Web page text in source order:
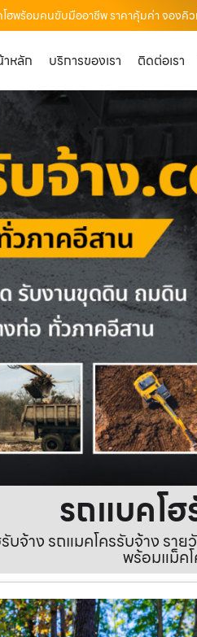
คโฮพร้อมคนขับมืออาชีพ ราคาคุ้มค่า จอง
หลัก บริการของเรา ติดต่อเรา
รถแบคโ
บจ้าง รถแมคโครรับจ้าง ร
พร้อมแม็คโ